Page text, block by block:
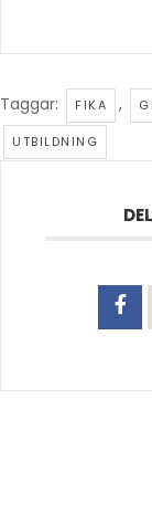
Taggar: FIKA ,
UTBILDNING